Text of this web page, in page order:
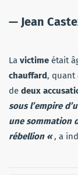
— Jean
La victime était
chauffard, quant
de deux
sous l’empire
une sommation
rébellion «, a